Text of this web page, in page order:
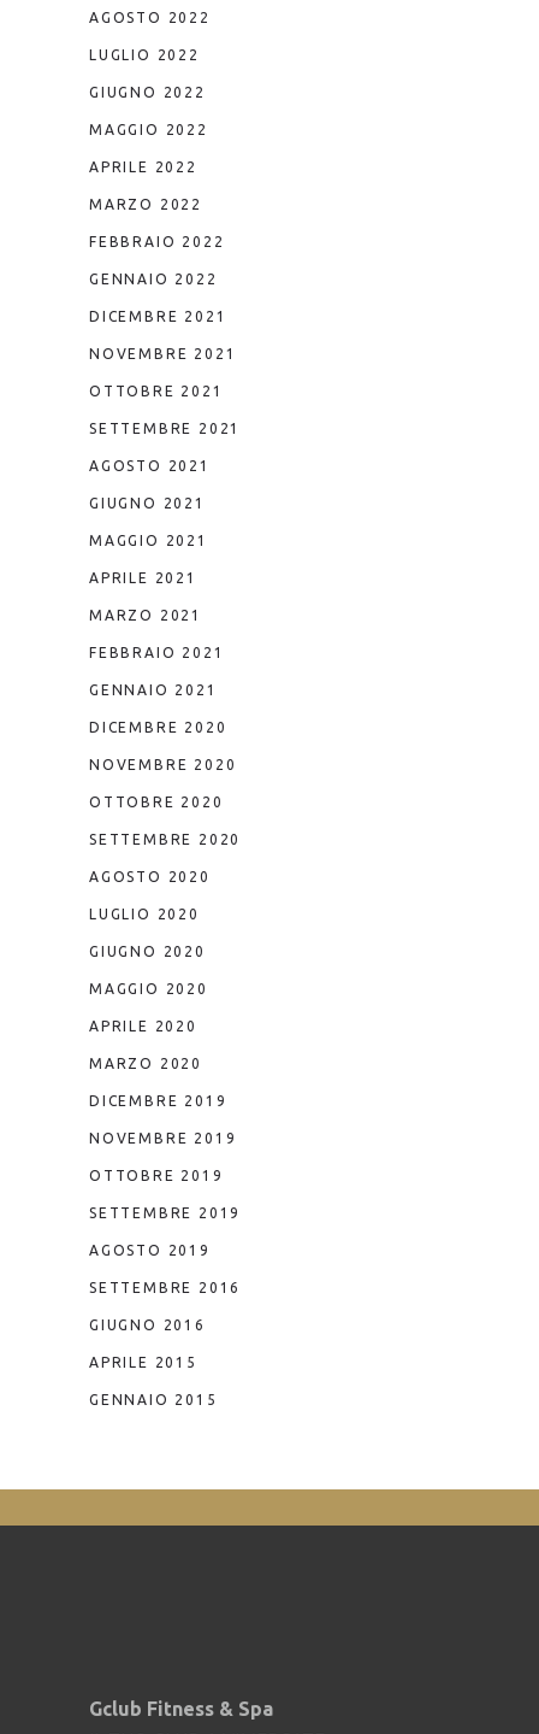
AGOSTO 2022
LUGLIO 2022
GIUGNO 2022
MAGGIO 2022
APRILE 2022
MARZO 2022
FEBBRAIO 2022
GENNAIO 2022
DICEMBRE 2021
NOVEMBRE 2021
OTTOBRE 2021
SETTEMBRE 2021
AGOSTO 2021
GIUGNO 2021
MAGGIO 2021
APRILE 2021
MARZO 2021
FEBBRAIO 2021
GENNAIO 2021
DICEMBRE 2020
NOVEMBRE 2020
OTTOBRE 2020
SETTEMBRE 2020
AGOSTO 2020
LUGLIO 2020
GIUGNO 2020
MAGGIO 2020
APRILE 2020
MARZO 2020
DICEMBRE 2019
NOVEMBRE 2019
OTTOBRE 2019
SETTEMBRE 2019
AGOSTO 2019
SETTEMBRE 2016
GIUGNO 2016
APRILE 2015
GENNAIO 2015
Gclub Fitness & Spa